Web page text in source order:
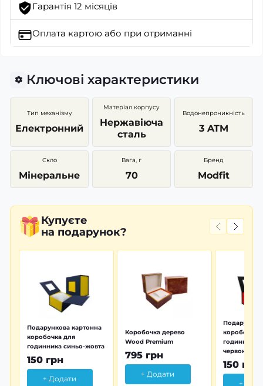
Гарантія 12 місяців
Оплата картою або при отриманні
Ключові характеристики
Тип механізму
Електронний
Матеріал корпусу
Нержавіюча
сталь
Водонепроникність
3 ATM
Скло
Мінеральне
Вага, г
70
Бренд
Modfit
Купуєте
на подарунок?
Подарункова картонна
коробочка для
годинника синьо-жовта
150 грн
+ Додати
Коробочка дерево
Wood Premium
795 грн
+ Додати
коробочка
годинника
червона
150 грн
+